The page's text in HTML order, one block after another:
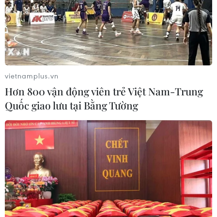
10/08/2026 14:23
900 triệu người trên thế giới hứng
10/08/2026 13:37
Indonesia: Thách thức mới từ những
“con tàu bóng tối”
10/08/2026 12:49
Hy Lạp nỗ lực dập tắt đám cháy rừng
mới gần Athens
vietnamplus.vn
Hơn 800 vận động viên trẻ Việt Nam-Trung
Quốc giao lưu tại Bằng Tường